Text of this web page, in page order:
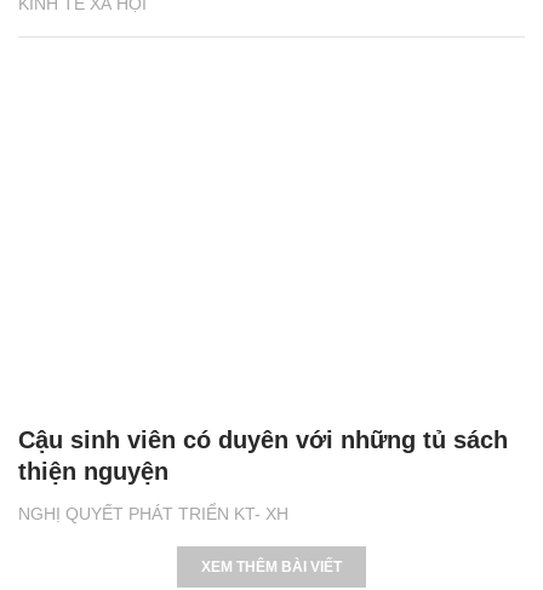
NGHỊ QUYẾT PHÁT TRIỂN KT- XH
Cậu sinh viên có duyên với những tủ sách
thiện nguyện
XEM THÊM BÀI VIẾT